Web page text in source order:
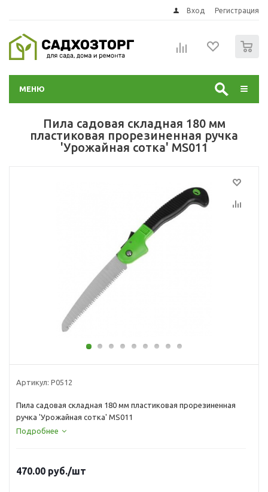
Вход Регистрация
МЕНЮ
Пила садовая складная 180 мм
пластиковая прорезиненная ручка
'Урожайная сотка' MS011
Артикул: Р0512
Пила садовая складная 180 мм пластиковая прорезиненная
ручка 'Урожайная сотка' MS011
Подробнее
470.00 руб./шт